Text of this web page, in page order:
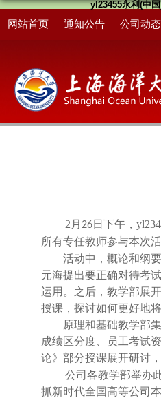
yl23455永利(中
网站首页 通知公告 公司动态
2 月 26日下午，
所有专任教师参与本次活
活动中，概论和纲
元海提出要正确对待考
运用。之后，教学部展
授课，探讨如何更好地将
原理和基础教学部
成绩区分度、员工考试
论》部分授课展开研讨
公司各教学部举办
抓新时代全国高等公司